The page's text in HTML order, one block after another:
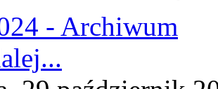
- Archiwum